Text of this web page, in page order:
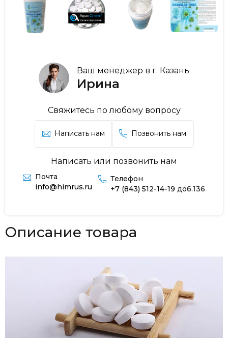
Ваш менеджер в г. Казань
Ирина
Свяжитесь по любому вопросу
Написать нам Позвонить нам
Написать или позвонить нам
Почта
info@himrus.ru
Телефон
+7 (843) 512-14-19 доб.136
Описание товара